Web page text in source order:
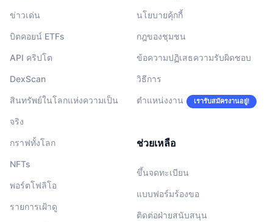
ข่าวเด่น
บิตคอยน์ ETFs
API คริปโต
DexScan
สินทรัพย์ในโลกแห่งความเป็น
จริง
กราฟทั้งโลก
NFTs
พอร์ตโฟลิโอ
รายการเฝ้าดู
นโยบายคุ้กกี้
กฎของชุมชน
ข้อความปฏิเสธความรับผิดชอบ
วิธีการ
ตำแหน่งงาน เรารับสมัครงานอยู่!
ช่วยเหลือ
ขึ้นจดทะเบียน
แบบฟอร์มร้องขอ
ติดต่อฝ่ายสนับสนุน